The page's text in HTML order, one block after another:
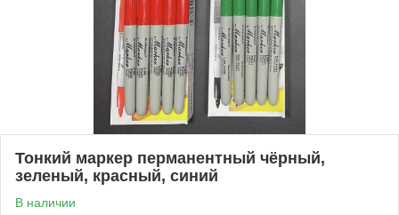
Тонкий маркер перманентный чёрный,
зеленый, красный, синий
В наличии